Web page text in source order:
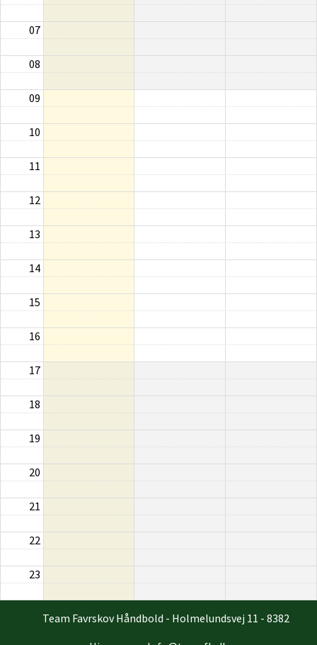
07
08
09
10
11
12
13
14
15
16
17
18
19
20
21
22
23
Team Favrskov Håndbold - Holmelundsvej 11 - 8382